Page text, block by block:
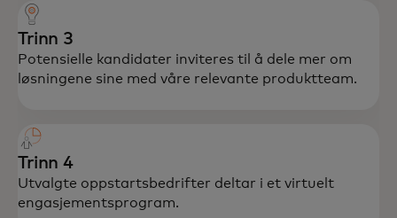
Trinn 3
Potensielle kandidater inviteres til å dele mer om
løsningene sine med våre relevante produktteam.
Trinn 4
Utvalgte oppstartsbedrifter deltar i et virtuelt
engasjementsprogram.